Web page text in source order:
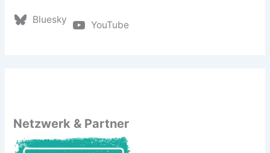
Bluesky YouTube
Netzwerk & Partner